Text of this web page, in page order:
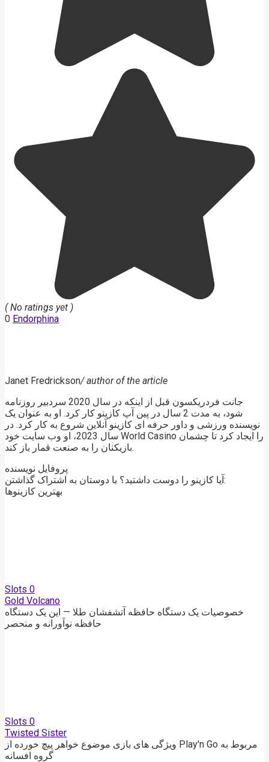
( No ratings yet )
0 Endorphina
Janet Fredrickson/ author of the article
جانت فردریکسون قبل از اینکه در سال 2020 سردبیر روزنامه
شود، به مدت 2 سال در پین آپ کازینو کار کرد. او به عنوان یک
نویسنده ورزشی و داور حرفه ای کازینو آنلاین شروع به کار کرد. در
سال 2023، او وب سایت خود World Casino را ایجاد کرد تا چشمان
بازیکنان را به صنعت قمار باز کند.
پروفایل نویسنده
آیا کازینو را دوست داشتید؟ با دوستان به اشتراک گذاشتن:
بهترین کازینوها
Slots 0
Gold Volcano
خصوصیات یک دستگاه حافظه آتشفشان طلا — این یک دستگاه
حافظه نوآورانه و منحصر
Slots 0
Twisted Sister
ویژگی های بازی موضوع خواهر پیچ خورده از Play'n Go مربوط به
گروه افسانه